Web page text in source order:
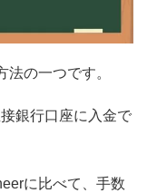
の一つです。
銀行口座に入金で
に比べて、手数